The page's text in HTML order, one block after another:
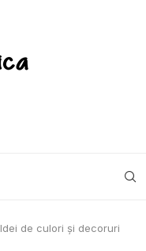
Idei de culori și decoruri